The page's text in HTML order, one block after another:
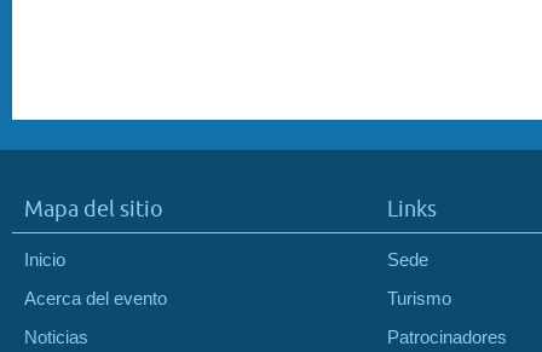
Mapa del sitio
Inicio
Acerca del evento
Noticias
Links
Sede
Turismo
Patrocinadores